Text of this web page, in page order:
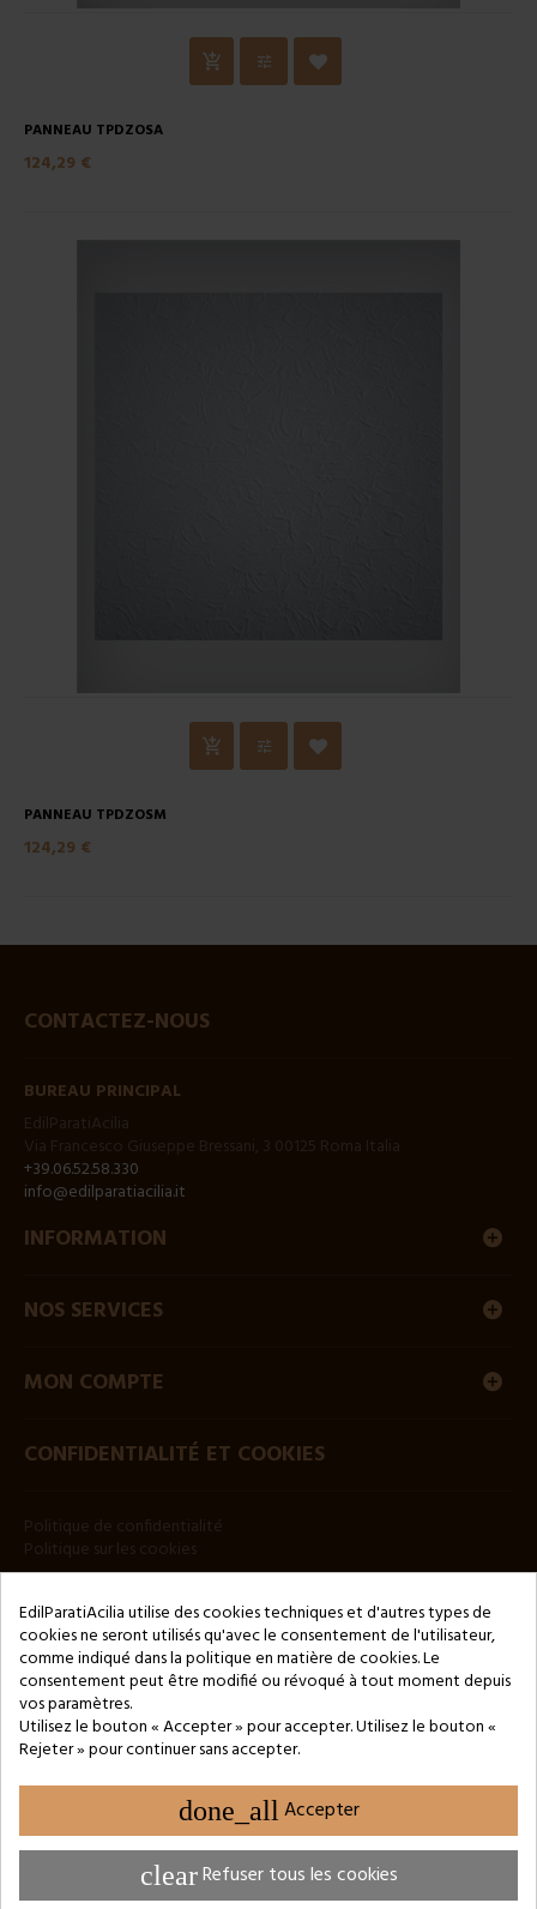
PANNEAU TPDZOSA
124,29 €
PANNEAU TPDZOSM
124,29 €
CONTACTEZ-NOUS
BUREAU PRINCIPAL
+39.06.52.58.330
info@edilparatiacilia.it
INFORMATION
NOS SERVICES
MON COMPTE
CONFIDENTIALITÉ ET COOKIES
Copyright © 2024 by 3Enne s.r.l.s. P.IVA/C.F.: 13466181008
Numéro d'enregistrement REA : RM-1449325 - Registre du
Commerce de Rome
Website Developed by M.Borzacchini - TestSide
EdilParatiAcilia utilise des cookies techniques et d'autres types de
cookies ne seront utilisés qu'avec le consentement de l'utilisateur,
comme indiqué dans la politique en matière de cookies. Le
consentement peut être modifié ou révoqué à tout moment depuis
vos paramètres.
Utilisez le bouton « Accepter » pour accepter. Utilisez le bouton «
Rejeter » pour continuer sans accepter.
done_all Accepter
clearRefuser tous les cookies